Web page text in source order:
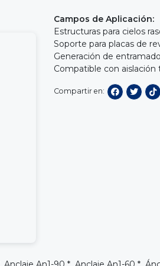
Campos de Aplicación:
Estructuras para cielos
Soporte para placas de
Generación de
Compatible con aislación
Compartir en: